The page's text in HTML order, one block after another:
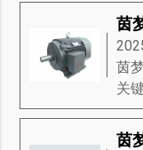
茵
关